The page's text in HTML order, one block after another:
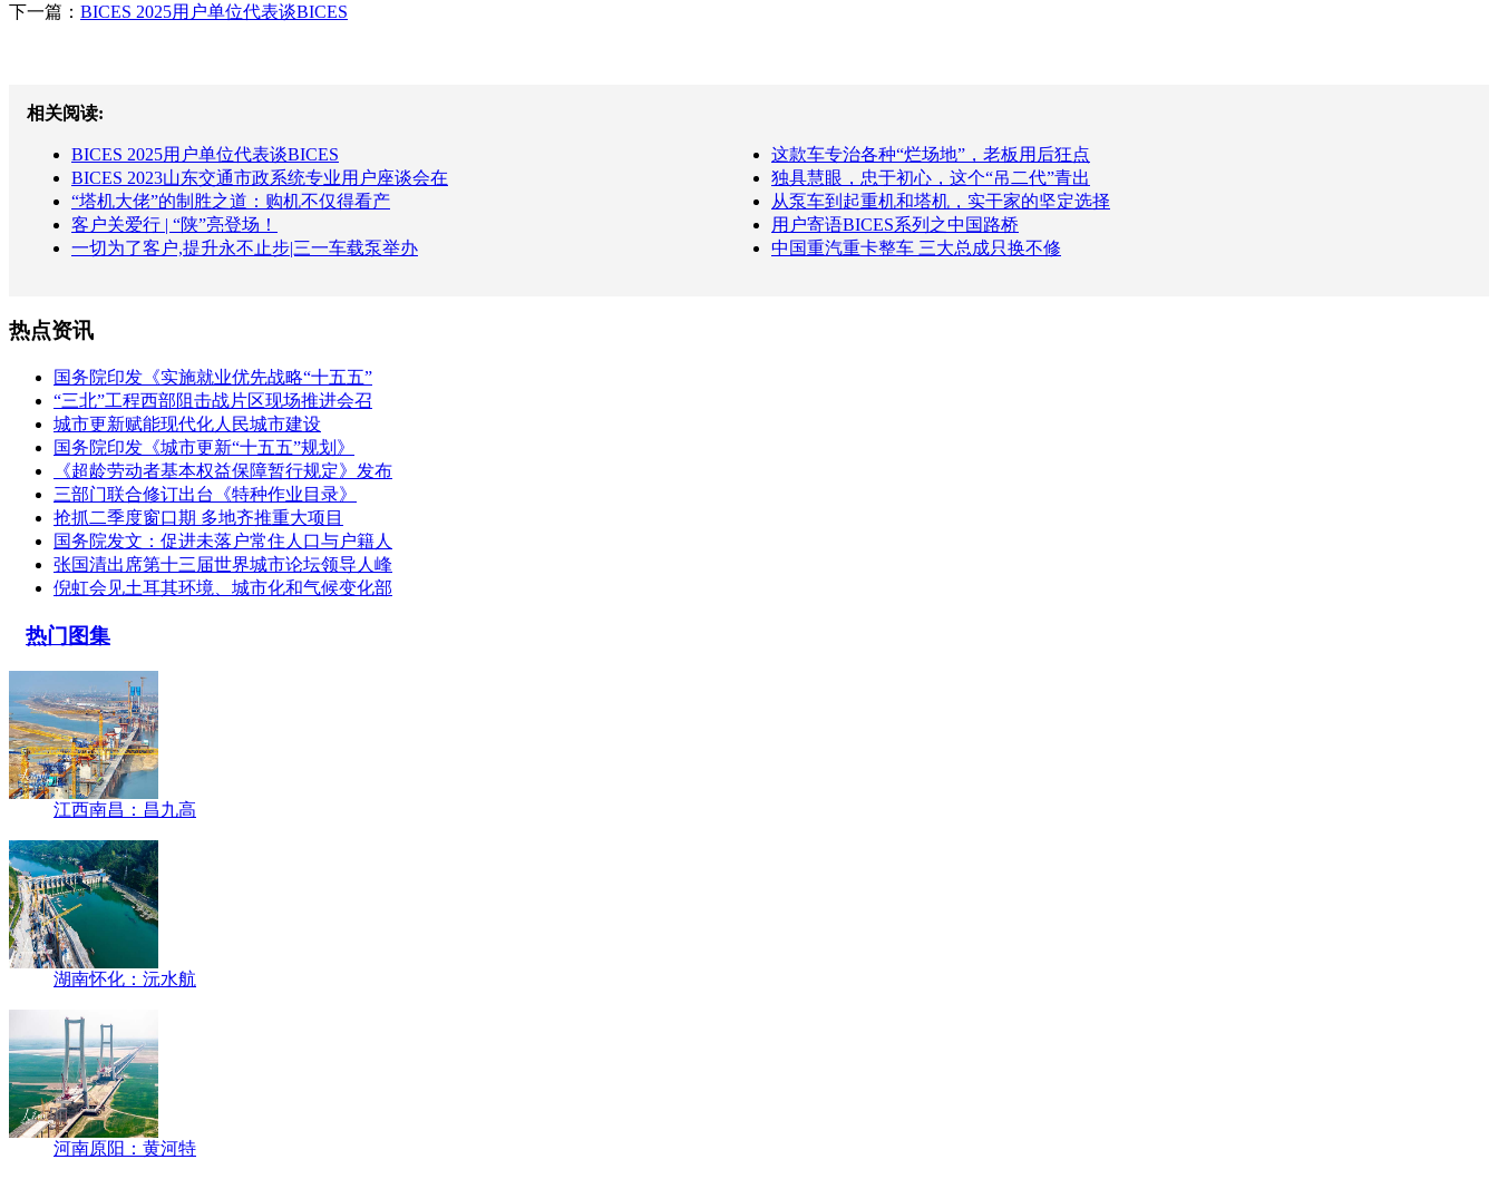
下一篇： BICES 2025用户单位代表谈BICES
相关阅读:
BICES 2025用户单位代表谈BICES
这款车专治各种“烂场地”，老板用后狂点
BICES 2023山东交通市政系统专业用户座谈会在
独具慧眼，忠于初心，这个“吊二代”青出
“塔机大佬”的制胜之道：购机不仅得看产
从泵车到起重机和塔机，实干家的坚定选择
客户关爱行 | “陕”亮登场！
用户寄语BICES系列之中国路桥
一切为了客户,提升永不止步|三一车载泵举办
中国重汽重卡整车 三大总成只换不修
热点资讯
国务院印发《实施就业优先战略“十五五”
“三北”工程西部阻击战片区现场推进会召
城市更新赋能现代化人民城市建设
国务院印发《城市更新“十五五”规划》
《超龄劳动者基本权益保障暂行规定》发布
三部门联合修订出台《特种作业目录》
抢抓二季度窗口期 多地齐推重大项目
国务院发文：促进未落户常住人口与户籍人
张国清出席第十三届世界城市论坛领导人峰
倪虹会见土耳其环境、城市化和气候变化部
热门图集
江西南昌：昌九高
湖南怀化：沅水航
河南原阳：黄河特